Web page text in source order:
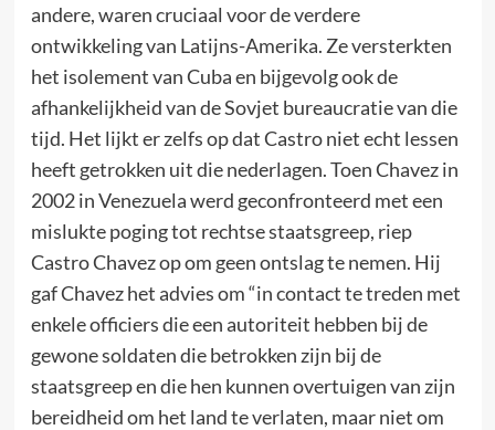
andere, waren cruciaal voor de verdere
ontwikkeling van Latijns-Amerika. Ze versterkten
het isolement van Cuba en bijgevolg ook de
afhankelijkheid van de Sovjet bureaucratie van die
tijd. Het lijkt er zelfs op dat Castro niet echt lessen
heeft getrokken uit die nederlagen. Toen Chavez in
2002 in Venezuela werd geconfronteerd met een
mislukte poging tot rechtse staatsgreep, riep
Castro Chavez op om geen ontslag te nemen. Hij
gaf Chavez het advies om “in contact te treden met
enkele officiers die een autoriteit hebben bij de
gewone soldaten die betrokken zijn bij de
staatsgreep en die hen kunnen overtuigen van zijn
bereidheid om het land te verlaten, maar niet om